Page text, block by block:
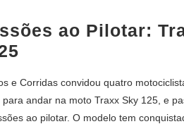
ao Pilotar:
e Corridas convidou quatro
andar na moto Traxx Sky 125, e
ao pilotar. O modelo tem